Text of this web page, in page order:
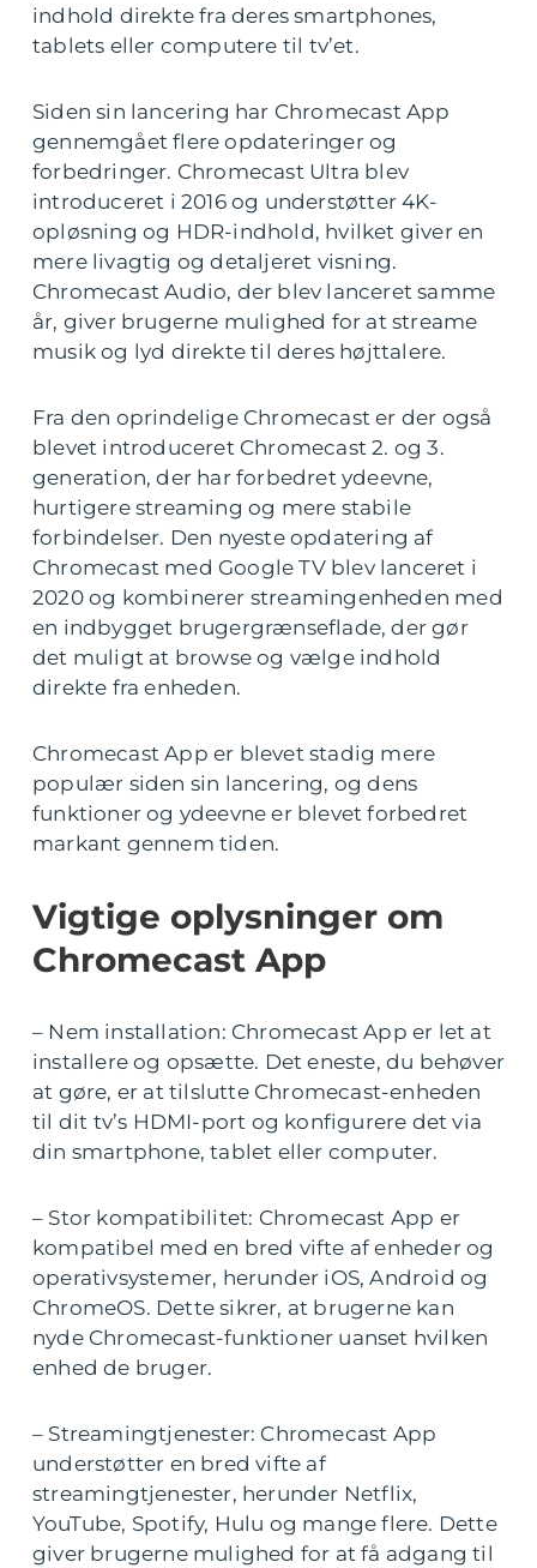
indhold direkte fra deres smartphones,
tablets eller computere til tv’et.
Siden sin lancering har Chromecast App
gennemgået flere opdateringer og
forbedringer. Chromecast Ultra blev
introduceret i 2016 og understøtter 4K-
opløsning og HDR-indhold, hvilket giver en
mere livagtig og detaljeret visning.
Chromecast Audio, der blev lanceret samme
år, giver brugerne mulighed for at streame
musik og lyd direkte til deres højttalere.
Fra den oprindelige Chromecast er der også
blevet introduceret Chromecast 2. og 3.
generation, der har forbedret ydeevne,
hurtigere streaming og mere stabile
forbindelser. Den nyeste opdatering af
Chromecast med Google TV blev lanceret i
2020 og kombinerer streamingenheden med
en indbygget brugergrænseflade, der gør
det muligt at browse og vælge indhold
direkte fra enheden.
Chromecast App er blevet stadig mere
populær siden sin lancering, og dens
funktioner og ydeevne er blevet forbedret
markant gennem tiden.
Vigtige oplysninger om
Chromecast App
– Nem installation: Chromecast App er let at
installere og opsætte. Det eneste, du behøver
at gøre, er at tilslutte Chromecast-enheden
til dit tv’s HDMI-port og konfigurere det via
din smartphone, tablet eller computer.
– Stor kompatibilitet: Chromecast App er
kompatibel med en bred vifte af enheder og
operativsystemer, herunder iOS, Android og
ChromeOS. Dette sikrer, at brugerne kan
nyde Chromecast-funktioner uanset hvilken
enhed de bruger.
– Streamingtjenester: Chromecast App
understøtter en bred vifte af
streamingtjenester, herunder Netflix,
YouTube, Spotify, Hulu og mange flere. Dette
giver brugerne mulighed for at få adgang til